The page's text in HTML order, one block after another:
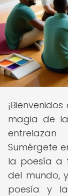
magia de
Sumérgete
la poesía a
del mundo,
poesía y